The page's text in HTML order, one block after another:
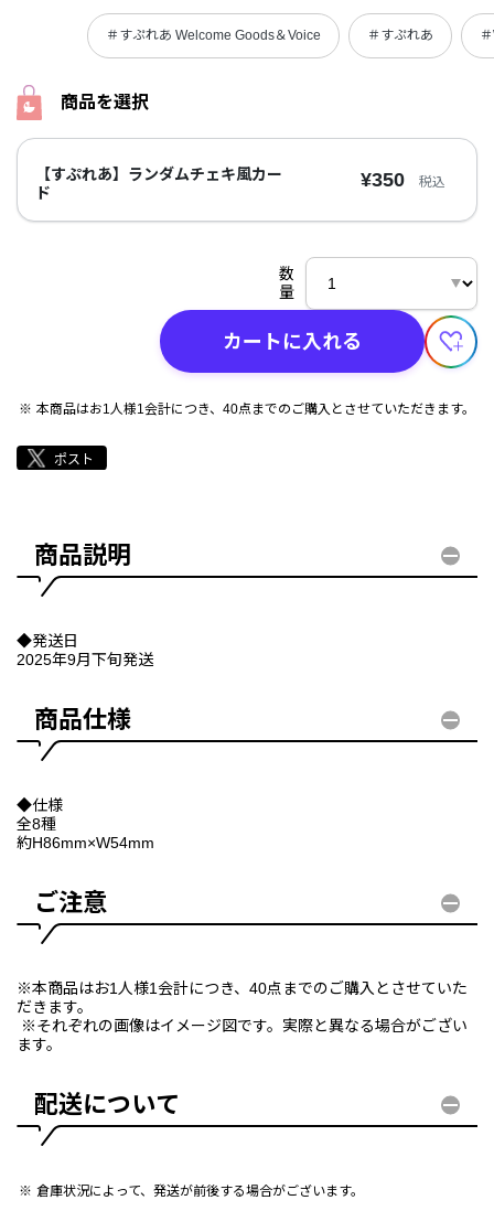
＃すぷれあ Welcome Goods＆Voice ＃すぷれあ
商品を選択
【すぷれあ】ランダムチェキ風カー
ド
¥350 税込
数
量
カートに入れる
本商品はお1人様1会計につき、40点までのご購入とさせていただきます。
商品説明
◆発送日
2025年9月下旬発送
商品仕様
◆仕様
全8種
約H86mm×W54mm
ご注意
※本商品はお1人様1会計につき、40点までのご購入とさせていた
だきます。
※それぞれの画像はイメージ図です。実際と異なる場合がござい
ます。
配送について
倉庫状況によって、発送が前後する場合がございます。